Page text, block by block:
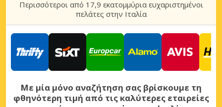
Περισσότεροι από 17,9 εκατομμύρια ευχαριστημένοι
πελάτες στην Ιταλία
Με μία μόνο αναζήτηση σας βρίσκουμε τη
φθηνότερη τιμή από τις καλύτερες εταιρείες